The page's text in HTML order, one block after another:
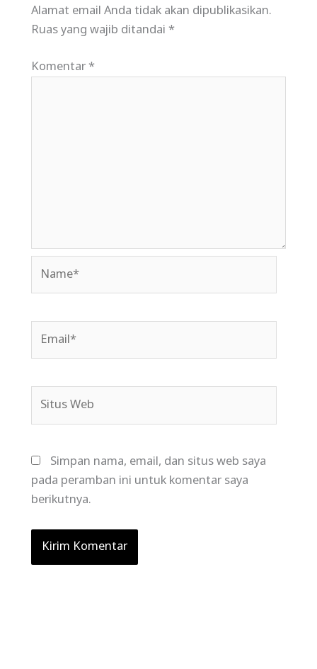
Alamat email Anda tidak akan dipublikasikan.
Ruas yang wajib ditandai *
Komentar*
Simpan nama, email, dan situs web saya
pada peramban ini untuk komentar saya
berikutnya.